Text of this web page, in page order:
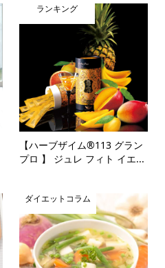
ランキング
【ハーブザイム®113 グラン
プロ 】 ジュレ フィト イエ...
ダイエットコラム